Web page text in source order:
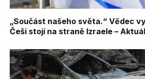
„Součást našeho světa.“ Vědec
Češi stojí na straně Izraele –